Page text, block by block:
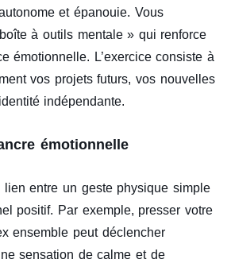
et épanouie. Vous
à outils mentale » qui renforce
émotionnelle. L’exercice consiste à
vos projets futurs, vos nouvelles
indépendante.
émotionnelle
lien entre un geste physique simple
positif. Par exemple, presser votre
ensemble peut déclencher
sensation de calme et de